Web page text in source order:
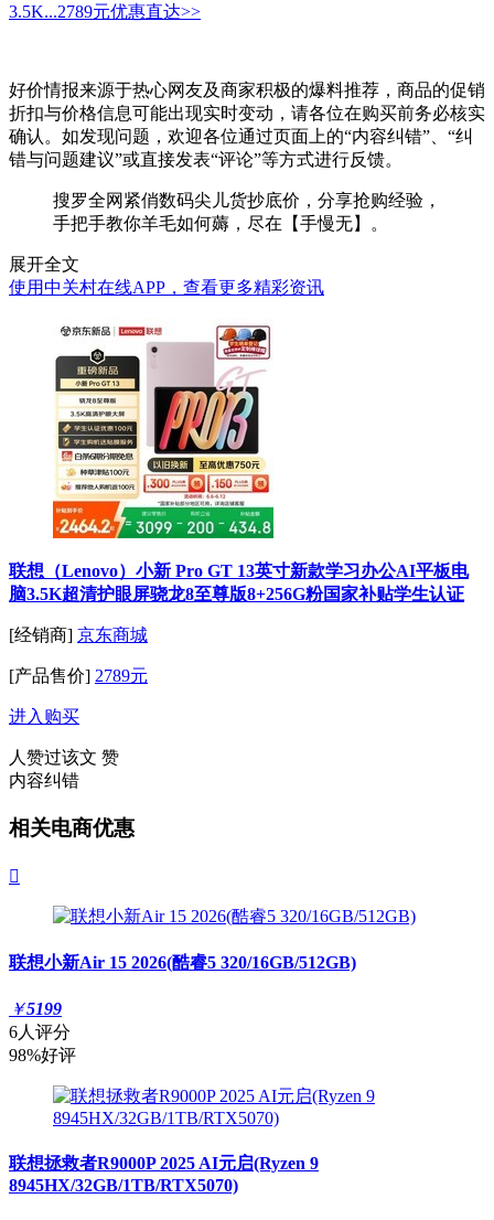
3.5K...2789元优惠直达>>
好价情报来源于热心网友及商家积极的爆料推荐，商品的促销
折扣与价格信息可能出现实时变动，请各位在购买前务必核实
确认。如发现问题，欢迎各位通过页面上的“内容纠错”、“纠
错与问题建议”或直接发表“评论”等方式进行反馈。
搜罗全网紧俏数码尖儿货抄底价，分享抢购经验，
手把手教你羊毛如何薅，尽在【手慢无】。
展开全文
使用中关村在线APP，查看更多精彩资讯
联想（Lenovo）小新 Pro GT 13英寸新款学习办公AI平板电
脑3.5K超清护眼屏骁龙8至尊版8+256G粉国家补贴学生认证
[经销商] 京东商城
[产品售价] 2789元
进入购买
人赞过该文 赞
内容纠错
相关电商优惠

联想小新Air 15 2026(酷睿5 320/16GB/512GB)
￥5199
6人评分
98%好评
联想拯救者R9000P 2025 AI元启(Ryzen 9
8945HX/32GB/1TB/RTX5070)